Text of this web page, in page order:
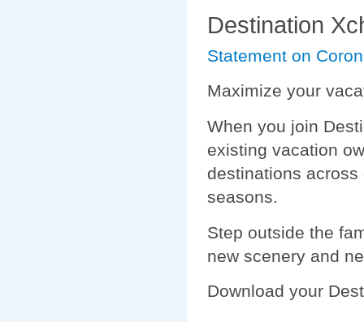
Destination
Statement on
Maximize your
When you join
existing vacation
destinations
seasons.
Step outside the
new scenery and
Download your